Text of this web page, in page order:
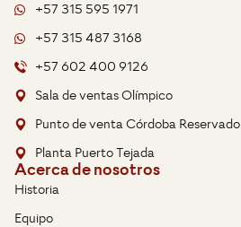
+57 315 595 1971
+57 315 487 3168
+57 602 400 9126
Sala de ventas Olímpico
Punto de venta Córdoba Reservado
Planta Puerto Tejada
Acerca de nosotros
Historia
Equipo